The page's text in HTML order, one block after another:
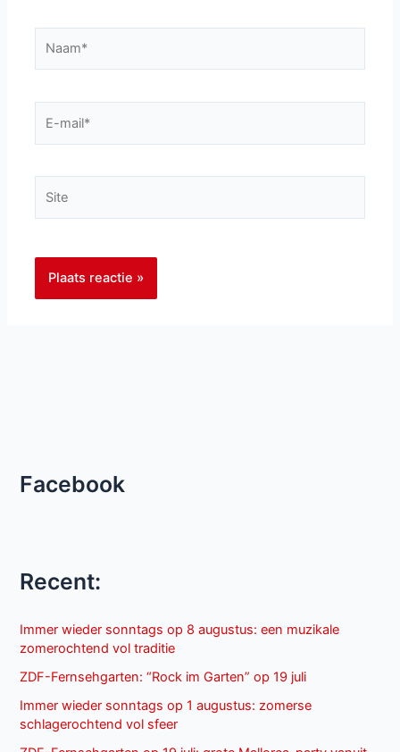
mail*
Facebook
Recent:
Immer wieder sonntags op 8 augustus: een muzikale
zomerochtend vol traditie
ZDF-Fernsehgarten: “Rock im Garten” op 19 juli
Immer wieder sonntags op 1 augustus: zomerse
schlagerochtend vol sfeer